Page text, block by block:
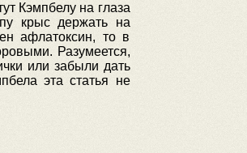
Кэмпбелу на глаза
крыс держать на
афлатоксин, то в
Разумеется,
или забыли дать
эта статья не